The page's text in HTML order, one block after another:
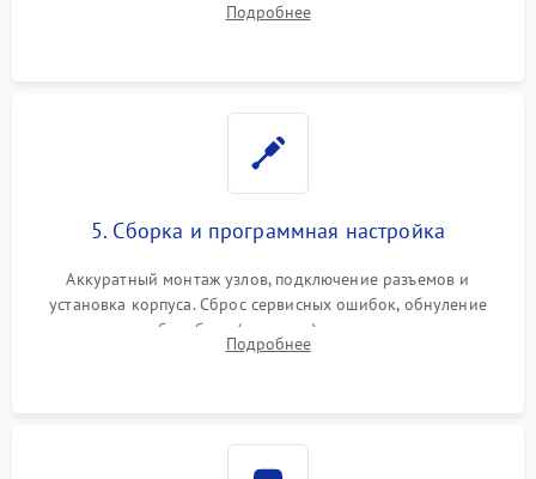
лазера (LSU) от просыпанного тонера и пыли.
Подробнее
5. Сборка и программная настройка
Аккуратный монтаж узлов, подключение разъемов и
установка корпуса. Сброс сервисных ошибок, обнуление
счетчиков абсорбера (памперса) или узла переноса,
обновление прошивки и программная калибровка аппарата.
Подробнее